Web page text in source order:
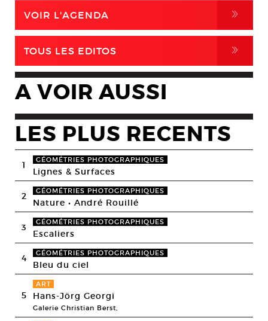
VOIR L'AGENDA ,
TOUS LES EDITOS ,
A VOIR AUSSI
LES PLUS RECENTS
1 GÉOMÉTRIES PHOTOGRAPHIQUES
Lignes & Surfaces
2 GÉOMÉTRIES PHOTOGRAPHIQUES
Nature • André Rouillé
3 GÉOMÉTRIES PHOTOGRAPHIQUES
Escaliers
4 GÉOMÉTRIES PHOTOGRAPHIQUES
Bleu du ciel
5
ART
Hans-Jörg Georgi
Galerie Christian Berst,